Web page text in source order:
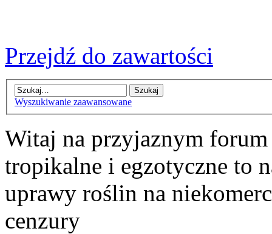
Przejdź do zawartości
Wyszukiwanie zaawansowane
Witaj na przyjaznym
tropikalne i egzotyczne to
uprawy roślin na
cenzury